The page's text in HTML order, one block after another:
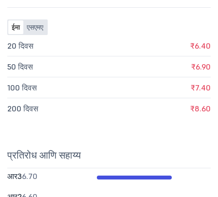
ईमा एसएमए
20 दिवस ₹6.40
50 दिवस ₹6.90
100 दिवस ₹7.40
200 दिवस ₹8.60
प्रतिरोध आणि सहाय्य
आर36.70